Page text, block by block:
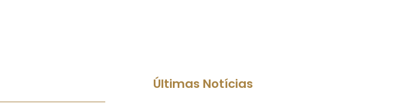
Últimas Notícias